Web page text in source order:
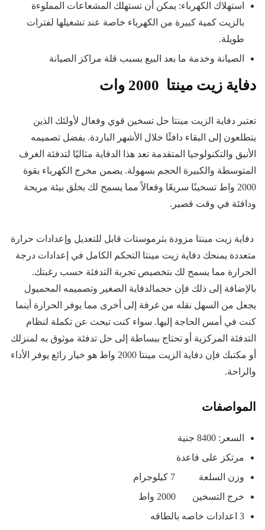
استهلاك الكهرباء: يمكن أن تستهلك المشعاعات المملوءة
بالزيت كمية كبيرة من الكهرباء خاصة عند تشغيلها لفترات
طويلة.
الصيانة وخدمة ما بعد البيع بسبب قلة مراكز الصيانة
دفاية زيت مينتا وات
تعتبر دفاية الزيت مينتا حل تسخين قوي وفعال لأولئك الذين
يتطلعون إلى البقاء دافئًا خلال الأشهر الباردة. بفضل تصميمه
الأنيق والتكنولوجيا المتقدمة تعد هذا الدفاية مثاليًا لتدفئة الغرف
المتوسطة والكبيرة الحجم بسهولة. يضمن مخرج الكهرباء بقوة
2000 واط تسخينًا سريعًا وفعالاً مما يسمح لك بخلق بيئة مريحة
ودافئة في وقت قصير.
دفاية زيت مينتا مزودة بثرموستات قابل للتعديل وإعدادات حرارة
متعددة يمنحك دفاية زيت مينتا التحكم الكامل في إعدادات درجة
الحرارة مما يسمح لك بتخصيص تجربة التدفئة حسب رغبتك.
بالإضافة إلى ذلك فإن حجمالدفاية الصغير وتصميمه المحميول
يجعل من السهل نقله من غرفة إلى أخرى مما يوفر الحرارة أينما
كنت في أمس الحاجة إليها. سواء كنت تبحث عن تكملة لنظام
التدفئة المركزية أو تحتاج ببساطة إلى حل تدفئة موثوق به لمنزلك
أو مكتبك فإن دفاية الزيت مينتا 2000 واط هو خيار رائع يوفر الأداء
والراحة.
المواصفات
السعر: 8400 جنية
مرتكز على قاعدة
وزن السلعة 7 كيلوجرام
خرج التسخين 2000 واط
3 اعدادات خاصه بالطاقه